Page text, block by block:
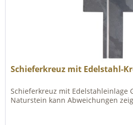
Schieferkreuz mit Edelstahl-
Schieferkreuz mit Edelstahleinlage
Naturstein kann Abweichungen